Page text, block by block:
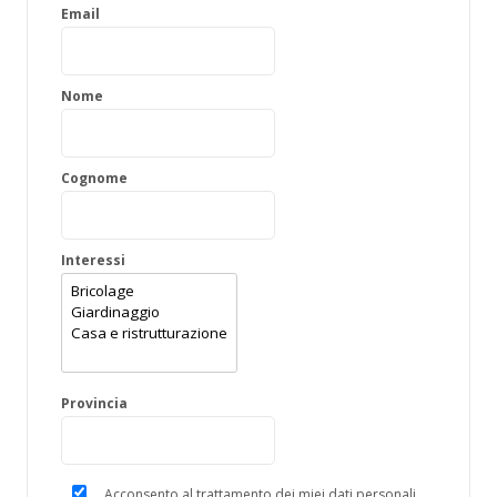
Email
Nome
Cognome
Interessi
Provincia